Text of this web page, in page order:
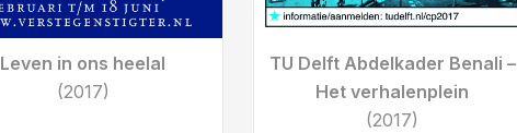
Leven in ons heelal
(2017)
TU Delft Abdelkader Benali –
Het verhalenplein
(2017)